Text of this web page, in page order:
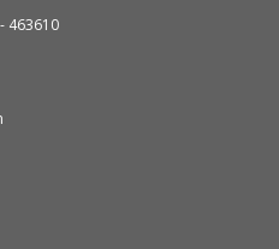
463610